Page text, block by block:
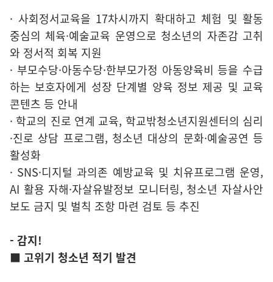
· 사회정서교육을 17차시까지 확대하고 체험 및 활동
중심의 체육·예술교육 운영으로 청소년의 자존감 고취
와 정서적 회복 지원
· 부모수당·아동수당·한부모가정 아동양육비 등을 수급
하는 보호자에게 성장 단계별 양육 정보 제공 및 교육
콘텐츠 등 안내
· 학교의 진로 연계 교육, 학교밖청소년지원센터의 심리
·진로 상담 프로그램, 청소년 대상의 문화·예술공연 등
활성화
· SNS·디지털 과의존 예방교육 및 치유프로그램 운영,
AI 활용 자해·자살유발정보 모니터링, 청소년 자살사안
보도 금지 및 벌칙 조항 마련 검토 등 추진
- 감지!
■ 고위기 청소년 적기 발견